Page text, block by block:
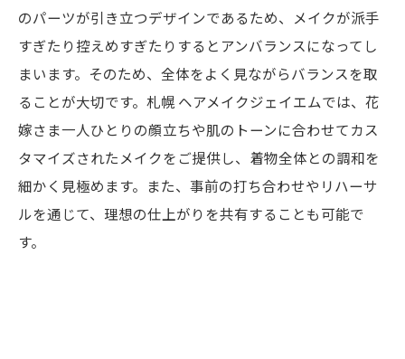
のパーツが引き立つデザインであるため、メイクが派手
すぎたり控えめすぎたりするとアンバランスになってし
まいます。そのため、全体をよく見ながらバランスを取
ることが大切です。札幌 ヘアメイクジェイエムでは、花
嫁さま一人ひとりの顔立ちや肌のトーンに合わせてカス
タマイズされたメイクをご提供し、着物全体との調和を
細かく見極めます。また、事前の打ち合わせやリハーサ
ルを通じて、理想の仕上がりを共有することも可能で
す。